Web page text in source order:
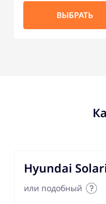
ВЫБРАТЬ
Hyundai
или подобный